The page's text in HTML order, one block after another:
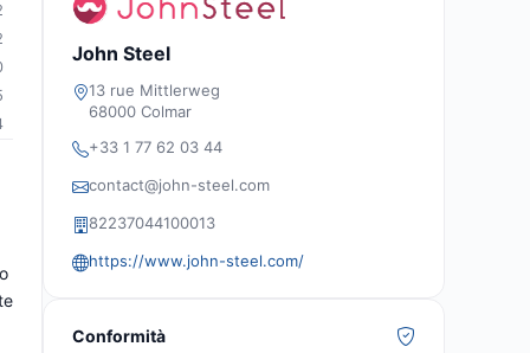
John Steel
13 rue Mittlerweg
68000 Colmar
+33 1 77 62 03 44
contact@john-steel.com
82237044100013
https://www.john-steel.com/
Conformità